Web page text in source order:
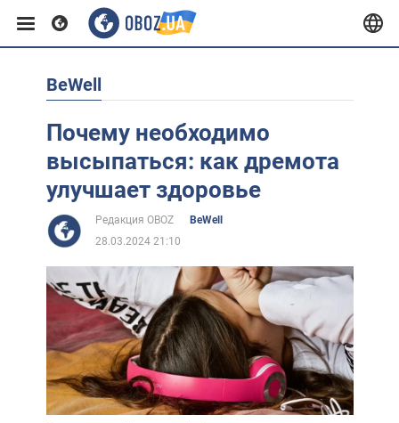
Европа
США
Африка
Жизнь
Лайфхаки
BeWell
Почему необходимо
высыпаться: как дремота
улучшает здоровье
Редакция OBOZ
BeWell
28.03.2024 21:10